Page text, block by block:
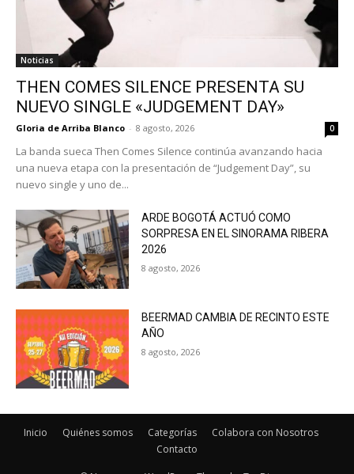
Noticias
THEN COMES SILENCE PRESENTA SU
NUEVO SINGLE «JUDGEMENT DAY»
Gloria de Arriba Blanco - 8 agosto, 2026 0
La banda sueca Then Comes Silence continúa avanzando hacia
una nueva etapa con la presentación de “Judgement Day”, su
nuevo single y uno de...
ARDE BOGOTÁ ACTUÓ COMO
SORPRESA EN EL SINORAMA RIBERA
2026
8 agosto, 2026
BEERMAD CAMBIA DE RECINTO ESTE
AÑO
8 agosto, 2026
Inicio Quiénes somos Categorías
Colabora con Nosotros
Contacto